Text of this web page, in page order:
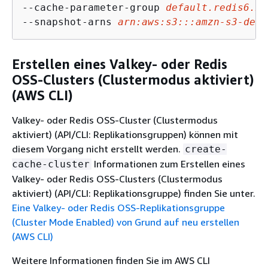
--cache-parameter-group default.redis6.x
--snapshot-arns arn:aws:s3:::amzn-s3-
Erstellen eines Valkey- oder Redis
OSS-Clusters (Clustermodus aktiviert)
(AWS CLI)
Valkey- oder Redis OSS-Cluster (Clustermodus
aktiviert) (API/CLI: Replikationsgruppen) können mit
diesem Vorgang nicht erstellt werden. create-
cache-cluster Informationen zum Erstellen eines
Valkey- oder Redis OSS-Clusters (Clustermodus
aktiviert) (API/CLI: Replikationsgruppe) finden Sie unter.
Eine Valkey- oder Redis OSS-Replikationsgruppe
(Cluster Mode Enabled) von Grund auf neu erstellen
(AWS CLI)
Weitere Informationen finden Sie im AWS CLI